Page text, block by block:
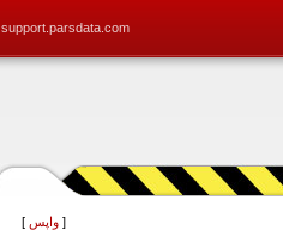
support.parsdata.com
[ واپس ]